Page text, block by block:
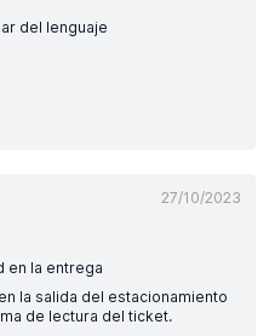
del lenguaje
27/10/2023
en la entrega
la salida del estacionamiento
de lectura del ticket.